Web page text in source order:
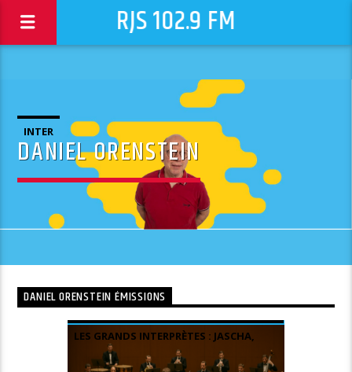
RJS 102.9 FM
INTER
DANIEL ORENSTEIN
DANIEL ORENSTEIN ÉMISSIONS
LES GRANDS INTERPRÈTES : JASCHA,
TOSCHA MISHA ET QUELQUES AUTRES.